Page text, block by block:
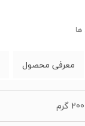
ها
معرفی محصول
200 گرم